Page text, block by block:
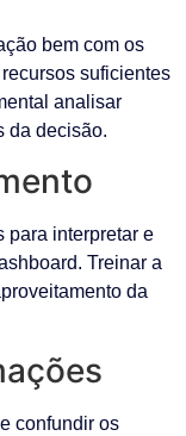
bem com os
suficientes
analisar
da decisão.
para interpretar e
Treinar a
da
confundir os